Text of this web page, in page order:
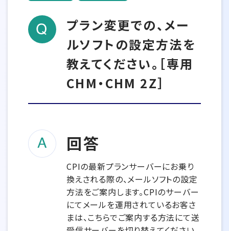
プラン変更での、メー
ルソフトの設定方法を
教えてください。［専用
CHM・CHM 2Z］
回答
CPIの最新プランサーバーにお乗り
換えされる際の、メールソフトの設定
方法をご案内します。CPIのサーバー
にてメールを運用されているお客さ
まは、こちらでご案内する方法にて送